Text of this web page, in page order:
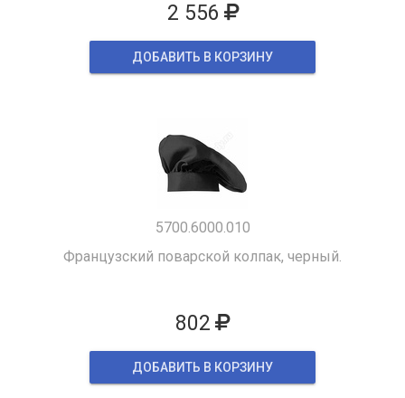
2 556
ДОБАВИТЬ В КОРЗИНУ
5700.6000.010
Французский поварской колпак, черный.
802
ДОБАВИТЬ В КОРЗИНУ